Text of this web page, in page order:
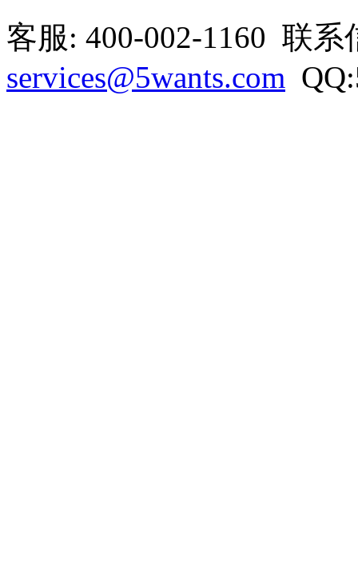
客服: 400-002-1160 联系
services@5wants.com